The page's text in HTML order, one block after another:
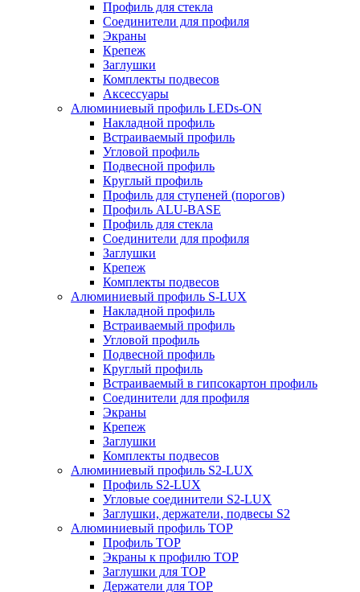
Профиль для стекла
Соединители для профиля
Экраны
Крепеж
Заглушки
Комплекты подвесов
Аксессуары
Алюминиевый профиль LEDs-ON
Накладной профиль
Встраиваемый профиль
Угловой профиль
Подвесной профиль
Круглый профиль
Профиль для ступеней (порогов)
Профиль ALU-BASE
Профиль для стекла
Соединители для профиля
Заглушки
Крепеж
Комплекты подвесов
Алюминиевый профиль S-LUX
Накладной профиль
Встраиваемый профиль
Угловой профиль
Подвесной профиль
Круглый профиль
Встраиваемый в гипсокартон профиль
Соединители для профиля
Экраны
Крепеж
Заглушки
Комплекты подвесов
Алюминиевый профиль S2-LUX
Профиль S2-LUX
Угловые соединители S2-LUX
Заглушки, держатели, подвесы S2
Алюминиевый профиль TOP
Профиль TOP
Экраны к профилю TOP
Заглушки для TOP
Держатели для TOP